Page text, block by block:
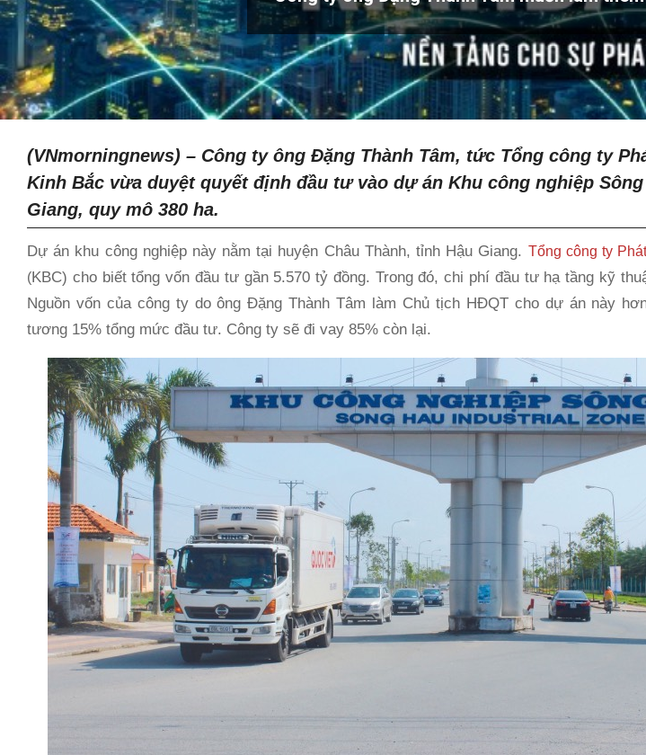
(VNmorningnews) – Công ty ông Đặng Thành Tâm, tức Tổng công ty
Kinh Bắc vừa duyệt quyết định đầu tư vào dự án Khu công nghiệp Sông
Giang, quy mô 380 ha.
Dự án khu công nghiệp này nằm tại huyện Châu Thành, tỉnh Hậu Giang. Tổng công ty
(KBC) cho biết tổng vốn đầu tư gần 5.570 tỷ đồng. Trong đó, chi phí đầu tư hạ tầng kỹ
Nguồn vốn của công ty do ông Đặng Thành Tâm làm Chủ tịch HĐQT cho dự án này
tương 15% tổng mức đầu tư. Công ty sẽ đi vay 85% còn lại.